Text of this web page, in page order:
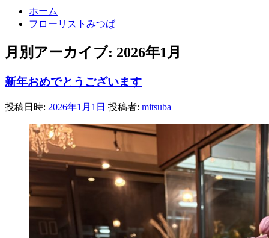
ホーム
フローリストみつば
月別アーカイブ: 2026年1月
新年おめでとうございます
投稿日時: 2026年1月1日 投稿者: mitsuba